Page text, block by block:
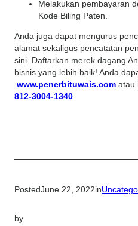
Melakukan pembayaran
Kode Biling Paten.
Anda juga dapat mengurus
alamat sekaligus pencatatan
sini. Daftarkan merek dagang
bisnis yang lebih baik! Anda
www.penerbituwais.com atau
812-3004-1340
PostedJune 22, 2022in
by